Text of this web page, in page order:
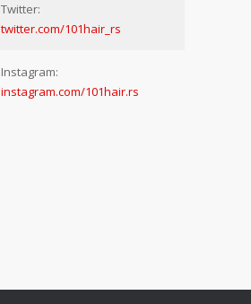
Twitter:
twitter.com/101hair_rs
Instagram:
instagram.com/101hair.rs